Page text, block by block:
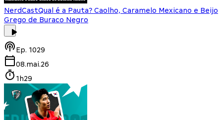
NerdCastQual é a Pauta? Caolho, Caramelo Mexicano e Beijo
Grego de Buraco Negro
Ep. 1029
08.mai.26
1h29